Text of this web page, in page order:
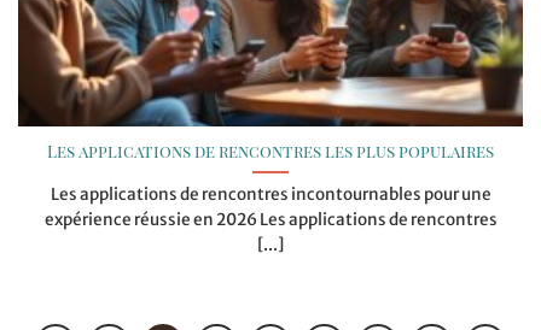
Les applications de rencontres les plus populaires
Les applications de rencontres incontournables pour une
expérience réussie en 2026 Les applications de rencontres
[...]